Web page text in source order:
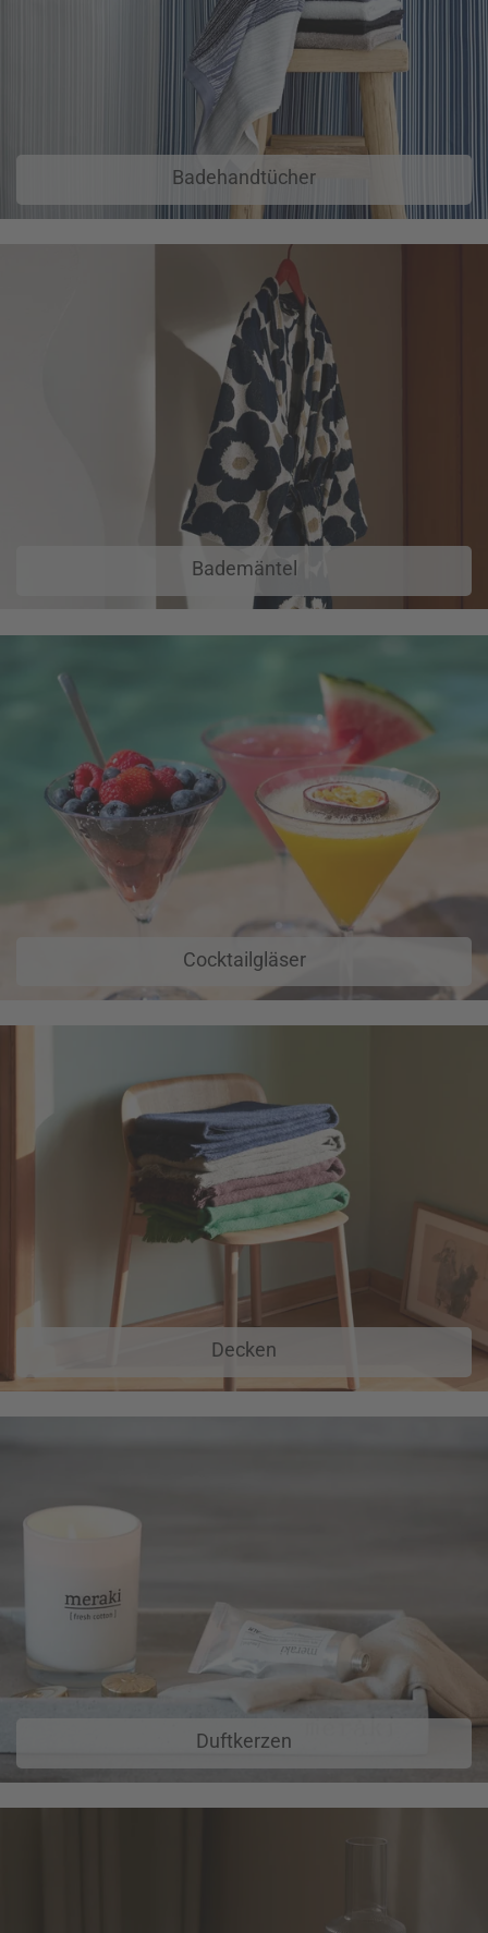
Badehandtücher
Bademäntel
Cocktailgläser
Decken
Duftkerzen